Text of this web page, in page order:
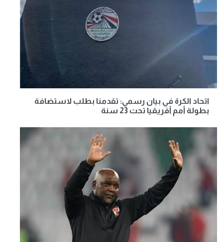
اتحاد الكرة في بيان رسمي: تقدمنا بطلب لاستضافة
بطولة أمم أفريقيا تحت 23 سنة